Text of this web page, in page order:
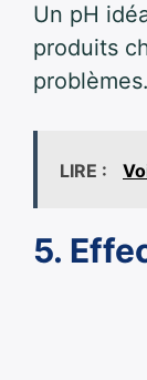
Un pH
produits
problèmes.
LIRE :
5.